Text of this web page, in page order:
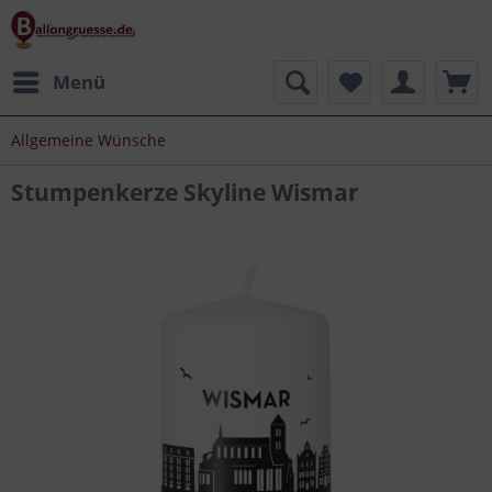
Menü
Allgemeine Wünsche
Stumpenkerze Skyline Wismar